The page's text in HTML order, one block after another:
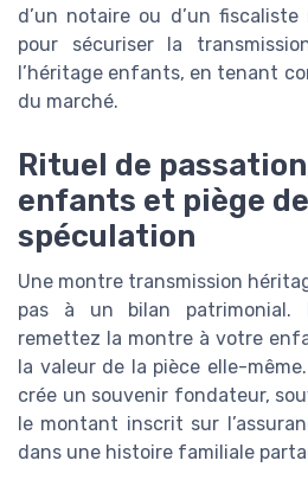
d’un notaire ou d’un
pour sécuriser la
l’héritage enfants, en tenant
du marché.
Rituel de
enfants et piège
spéculation
Une montre transmission
pas à un bilan patrimonial.
remettez la montre à votre
la valeur de la pièce elle-
crée un souvenir fondateur,
le montant inscrit sur
dans une histoire familiale